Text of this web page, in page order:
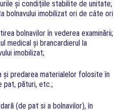
şi condiţiile stabilite de unitate;
imobilizat ori de câte ori
bolnavilor în vederea examinării;
şi brancardierul la
imobilizat;
şi predarea materialelor folosite în
pat, pături, etc.;
(de pat si a bolnavilor), în